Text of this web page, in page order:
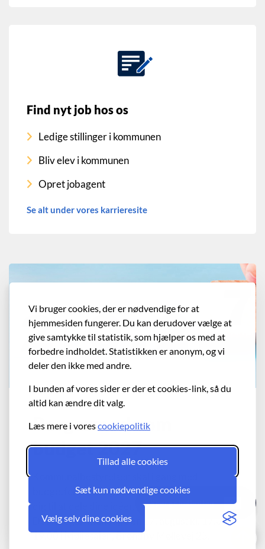
Vi bruger cookies, der er nødvendige for at
hjemmesiden fungerer. Du kan derudover vælge at
give samtykke til statistik, som hjælper os med at
forbedre indholdet. Statistikken er anonym, og vi
deler den ikke med andre.
I bunden af vores sider er der et cookies-link, så du
altid kan ændre dit valg.
Læs mere i vorescookiepolitik
Tillad alle cookies
Sæt kun nødvendige cookies
Vælg selv dine cookies
Find nyt job hos os
Ledige stillinger i kommunen
Bliv elev i kommunen
Opret jobagent
Se alt under vores karrieresite
Borgermøde om
budget 2027
budgetforhandlingerne for 2027, og inviterer
dig til at dele dine idéer, holdninger og forslag.
Det foregår mandag den 17. august kl. 17.00-
19.00 i Møllesalen, Brøndby Møllevej 25.
Spørg chatbotten